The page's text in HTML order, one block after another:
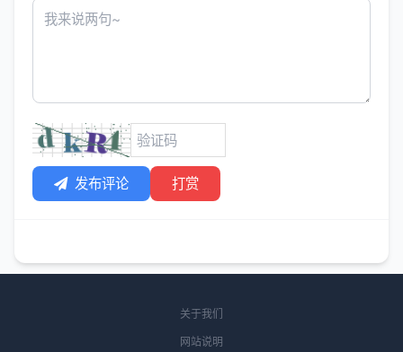
发布评论 打赏
关于我们
网站说明